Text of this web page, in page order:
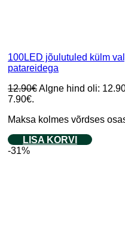
100LED jõulutuled külm
patareidega
12.90€Algne hind oli:
7.90€.
Maksa kolmes võrdses
LISA KORVI
-31%